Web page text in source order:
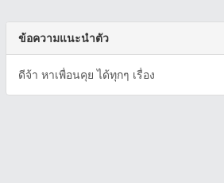
ข้อความแนะนำตัว
ดีจ้า หาเพื่อนคุย ได้ทุกๆ เรื่อง